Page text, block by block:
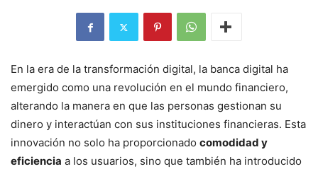
En la era de la transformación digital, la banca digital ha
emergido como una revolución en el mundo financiero,
alterando la manera en que las personas gestionan su
dinero y interactúan con sus instituciones financieras. Esta
innovación no solo ha proporcionado comodidad y
eficiencia a los usuarios, sino que también ha introducido